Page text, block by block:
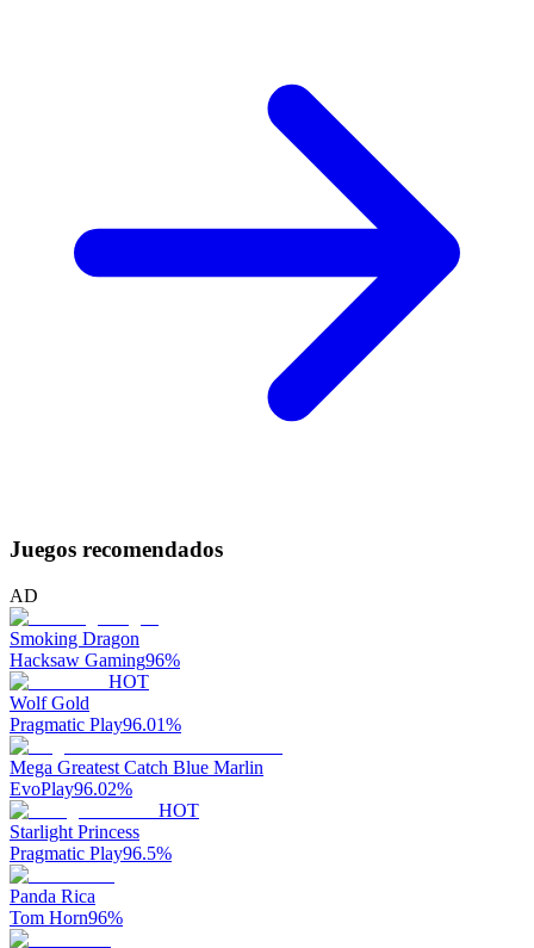
Juegos recomendados
AD
Smoking Dragon
Hacksaw Gaming96%
HOT
Wolf Gold
Pragmatic Play96.01%
Mega Greatest Catch Blue Marlin
EvoPlay96.02%
HOT
Starlight Princess
Pragmatic Play96.5%
Panda Rica
Tom Horn96%